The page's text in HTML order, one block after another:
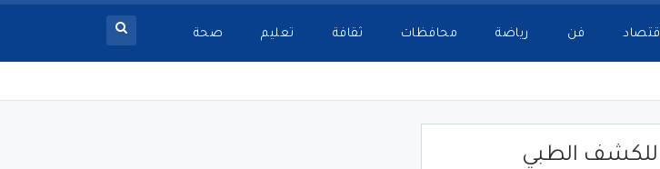
فن رياضة محافظات ثقافة تعليم صحة
للكشف الطبي